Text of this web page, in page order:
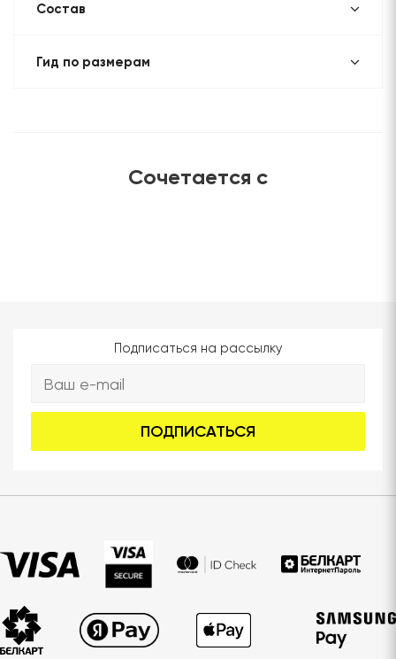
Состав
Гид по размерам
Сочетается с
Подписаться на рассылку
ПОДПИСАТЬСЯ